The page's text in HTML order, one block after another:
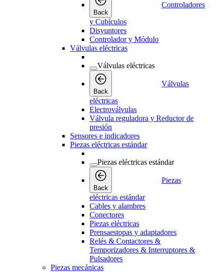
Back
Controladores
y Cubículos
Disyuntores
Controlador y Módulo
Válvulas eléctricas
Válvulas eléctricas
Back
Válvulas
eléctricas
Electroválvulas
Válvula reguladora y Reductor de
presión
Sensores e indicadores
Piezas eléctricas estándar
Piezas eléctricas estándar
Back
Piezas
eléctricas estándar
Cables y alambres
Conectores
Piezas eléctricas
Prensaestopas y adaptadores
Relés & Contactores &
Temporizadores & Interruptores &
Pulsadores
Piezas mecánicas